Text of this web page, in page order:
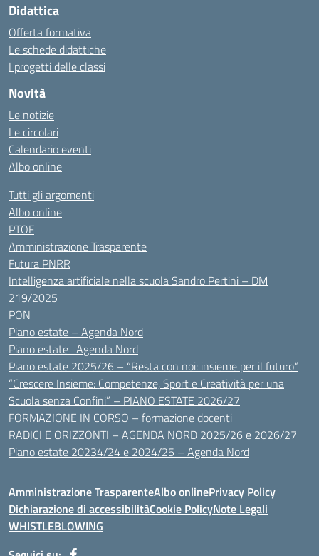
Didattica
Offerta formativa
Le schede didattiche
I progetti delle classi
Novità
Le notizie
Le circolari
Calendario eventi
Albo online
Tutti gli argomenti
Albo online
PTOF
Amministrazione Trasparente
Futura PNRR
Intelligenza artificiale nella scuola Sandro Pertini – DM
219/2025
PON
Piano estate – Agenda Nord
Piano estate -Agenda Nord
Piano estate 2025/26 – “Resta con noi: insieme per il futuro”
“Crescere Insieme: Competenze, Sport e Creatività per una
Scuola senza Confini” – PIANO ESTATE 2026/27
FORMAZIONE IN CORSO – formazione docenti
RADICI E ORIZZONTI – AGENDA NORD 2025/26 e 2026/27
Piano estate 20234/24 e 2024/25 – Agenda Nord
Amministrazione TrasparenteAlbo onlinePrivacy Policy
Dichiarazione di accessibilitàCookie PolicyNote Legali
WHISTLEBLOWING